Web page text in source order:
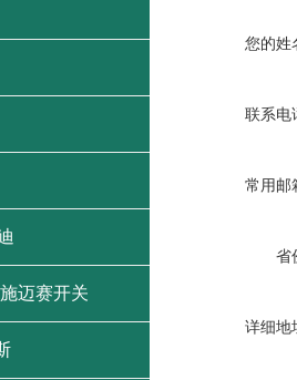
您的姓
联系电
常用邮
省
详细地
迈赛开关